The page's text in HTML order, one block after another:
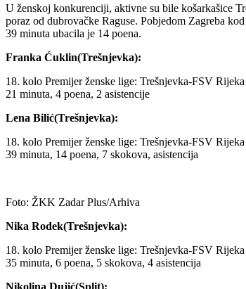
U ženskoj konkurenciji, aktivne su bile košarkašice
poraz od dubrovačke Raguse. Pobjedom Zagreba
39 minuta ubacila je 14 poena.
Franka Ćuklin(Trešnjevka):
18. kolo Premijer ženske lige: Trešnjevka-FSV
21 minuta, 4 poena, 2 asistencije
Lena Bilić(Trešnjevka):
18. kolo Premijer ženske lige: Trešnjevka-FSV
39 minuta, 14 poena, 7 skokova, asistencija
Foto: ŽKK Zadar Plus/Arhiva
Nika Rodek(Trešnjevka):
18. kolo Premijer ženske lige: Trešnjevka-FSV
35 minuta, 6 poena, 5 skokova, 4 asistencija